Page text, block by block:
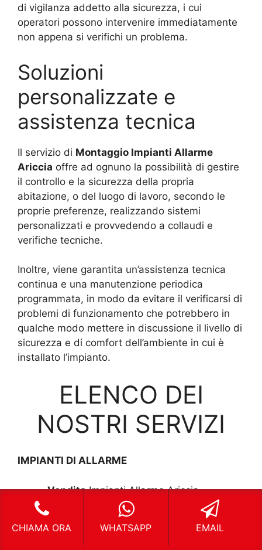
di vigilanza addetto alla sicurezza, i cui
operatori possono intervenire immediatamente
non appena si verifichi un problema.
Soluzioni
personalizzate e
assistenza tecnica
Il servizio di Montaggio Impianti Allarme
Ariccia offre ad ognuno la possibilità di gestire
il controllo e la sicurezza della propria
abitazione, o del luogo di lavoro, secondo le
proprie preferenze, realizzando sistemi
personalizzati e provvedendo a collaudi e
verifiche tecniche.
Inoltre, viene garantita un’assistenza tecnica
continua e una manutenzione periodica
programmata, in modo da evitare il verificarsi di
problemi di funzionamento che potrebbero in
qualche modo mettere in discussione il livello di
sicurezza e di comfort dell’ambiente in cui è
installato l’impianto.
ELENCO DEI
NOSTRI SERVIZI
IMPIANTI DI ALLARME
VenditaImpianti Allarme Ariccia
Impianti Allarme Ariccia
Impianti Allarme Ariccia
Installazione Impianti Allarme Ariccia
CHIAMA ORA WHATSAPP EMAIL